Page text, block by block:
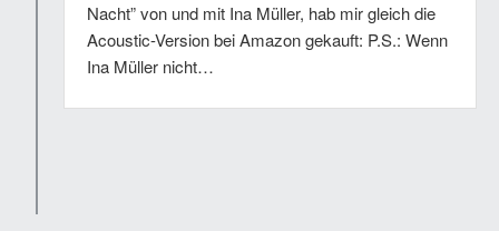
Nacht” von und mit Ina Müller, hab mir gleich die
Acoustic-Version bei Amazon gekauft: P.S.: Wenn
Ina Müller nicht…